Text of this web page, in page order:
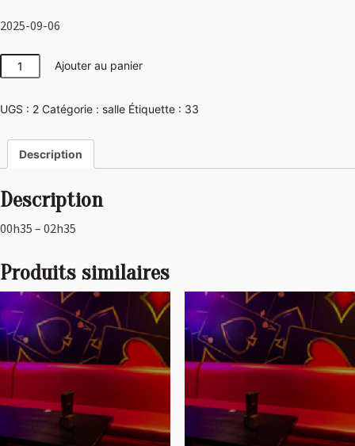
2025-09-06
quantité
de
Ajouter au panier
UGS : 2 Catégorie : salle Étiquette : 33
Description
Description
00h35 – 02h35
Produits similaires